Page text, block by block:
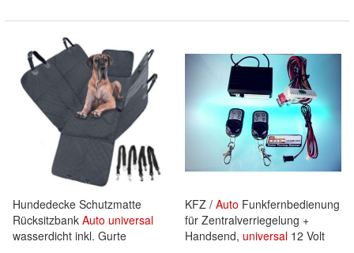
Hundedecke Schutzmatte
Rücksitzbank Auto universal
wasserdicht inkl. Gurte
KFZ / Auto Funkfernbedienung
für Zentralverriegelung +
Handsend, universal 12 Volt